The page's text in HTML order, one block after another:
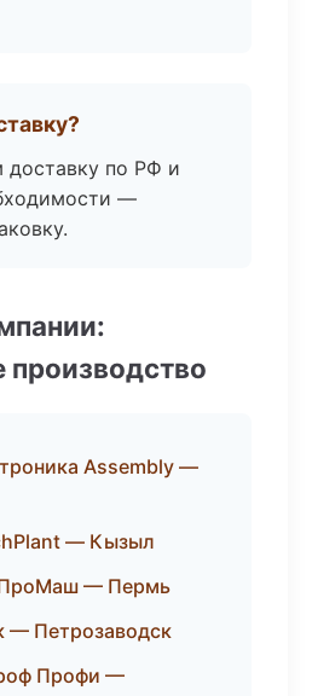
доставку по РФ и
—
производство
Assembly —
— Кызыл
— Пермь
— Петрозаводск
Профи —